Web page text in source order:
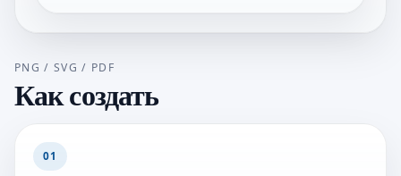
PNG / SVG / PDF
Как создать
01